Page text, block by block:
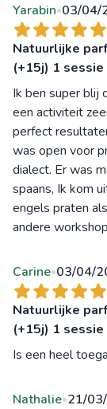
Yarabin•03/04/
Natuurlijke
(+15j) 1 sessie
Ik ben super blij
een activiteit
perfect
was open voor
dialect. Er was
spaans, Ik kom
engels praten
andere
Carine•03/04/
Natuurlijke
(+15j) 1 sessie
Is een heel
Nathalie•21/